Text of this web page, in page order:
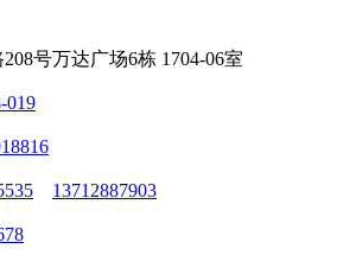
号万达广场6栋 1704-06室
019
13712887903